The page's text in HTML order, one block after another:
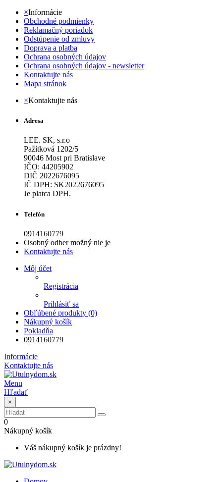
×Informácie
Obchodné podmienky
Reklamačný poriadok
Odstúpenie od zmluvy
Doprava a platba
Ochrana osobných údajov
Ochrana osobných údajov - newsletter
Kontaktujte nás
Mapa stránok
×Kontaktujte nás
Adresa
LEE. SK, s.r.o
Pažítková 1202/5
90046 Most pri Bratislave
IČO: 44205902
DIČ 2022676095
IČ DPH: SK2022676095
Je platca DPH.
Telefón
0914160779
Osobný odber možný nie je
Kontaktujte nás
Môj účet
Registrácia
Prihlásiť sa
Obľúbené produkty (0)
Nákupný košík
Pokladňa
0914160779
Informácie
Kontaktujte nás
Menu
Hľadať
×
0
Nákupný košík
Váš nákupný košík je prázdny!